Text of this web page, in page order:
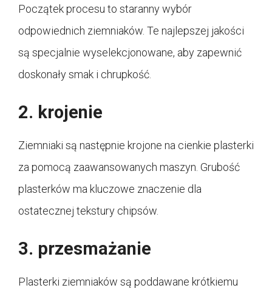
Początek procesu to staranny wybór
odpowiednich ziemniaków. Te najlepszej jakości
są specjalnie wyselekcjonowane, aby zapewnić
doskonały smak i chrupkość.
2. krojenie
Ziemniaki są następnie krojone na cienkie plasterki
za pomocą zaawansowanych maszyn. Grubość
plasterków ma kluczowe znaczenie dla
ostatecznej tekstury chipsów.
3. przesmażanie
Plasterki ziemniaków są poddawane krótkiemu